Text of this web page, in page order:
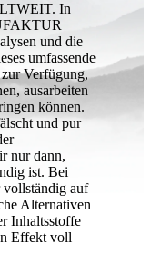
In
und die
umfassende
Verfügung,
ausarbeiten
können.
und pur
nur dann,
ist. Bei
auf
Alternativen
Inhaltsstoffe
Effekt voll